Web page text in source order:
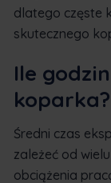
dlatego częste
skutecznego
Ile
koparka?
Średni czas
zależeć od
obciążenia